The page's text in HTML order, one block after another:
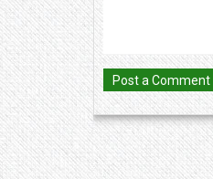
Post a Comment